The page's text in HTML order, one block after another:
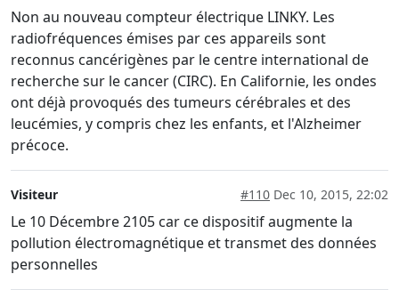
Non au nouveau compteur électrique LINKY. Les
radiofréquences émises par ces appareils sont
reconnus cancérigènes par le centre international de
recherche sur le cancer (CIRC). En Californie, les ondes
ont déjà provoqués des tumeurs cérébrales et des
leucémies, y compris chez les enfants, et l'Alzheimer
précoce.
Visiteur #110 Dec 10, 2015, 22:02
Le 10 Décembre 2105 car ce dispositif augmente la
pollution électromagnétique et transmet des données
personnelles